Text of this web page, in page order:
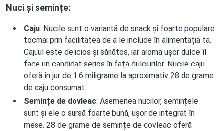
Nuci și semințe:
Caju: Nucile sunt o variantă de snack și foarte populare
tocmai prin facilitatea de a le include în alimentația ta.
Cajuul este delicios și sănătos, iar aroma ușor dulce îl
face un candidat serios în fața dulciurilor. Nucile caju
oferă în jur de 1.6 miligrame la aproximativ 28 de grame
de caju consumat.
Semințe de dovleac: Asemenea nucilor, semințele
sunt și ele o sursă foarte bună, ușor de integrat în
mese. 28 de grame de semințe de dovleac oferă